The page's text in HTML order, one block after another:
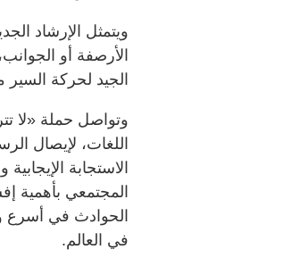
ويتمثل الإرشاد
الأرصفة أو
الجيد لحركة
وتواصل حملة «لا
اللغات، لإيصال
الاستجابة
المجتمعي بأهمية
الحوادث في أسرع
في العالم.